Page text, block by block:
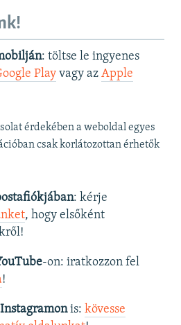
: töltse le ingyenes
Playvagy az Apple
érdekében a weboldal egyes
csak korlátozottan érhetők
: kérje
, hogy elsőként
-on: iratkozzon fel
!
Instagramonis: kövesse